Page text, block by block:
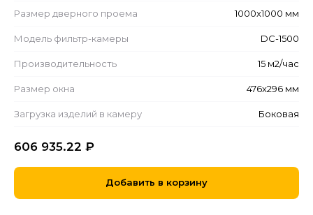
Размер дверного проема 1000x1000 мм
Модель фильтр-камеры DC-1500
Производительность 15 м2/час
Размер окна 476x296 мм
Загрузка изделий в камеру Боковая
606 935.22 ₽
Добавить в корзину